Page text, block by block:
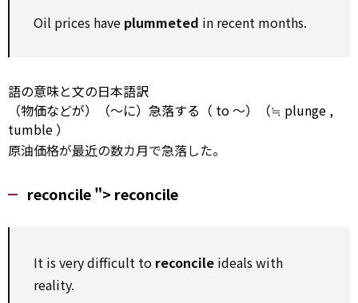
Oil prices have plummeted in recent months.
語の意味と文の日本語訳
（物価などが）（～に）急落する（ to～）（≒ plunge ,
tumble ）
原油価格が最近の数カ月で急落した。
reconcile "> reconcile
It is very difficult to reconcile ideals with
reality.